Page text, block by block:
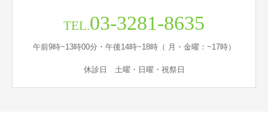
TEL.03-3281-8635
午前9時~13時00分・午後14時~18時（ 月・金曜：~17時）
休診日 土曜・日曜・祝祭日